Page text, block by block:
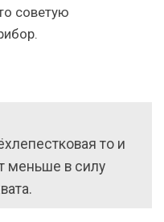
советую
то и
меньше в силу